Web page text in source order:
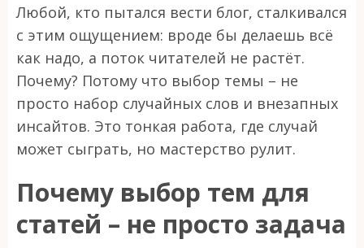
Любой, кто пытался вести блог, сталкивался
с этим ощущением: вроде бы делаешь всё
как надо, а поток читателей не растёт.
Почему? Потому что выбор темы – не
просто набор случайных слов и внезапных
инсайтов. Это тонкая работа, где случай
может сыграть, но мастерство рулит.
Почему выбор тем для
статей – не просто задача